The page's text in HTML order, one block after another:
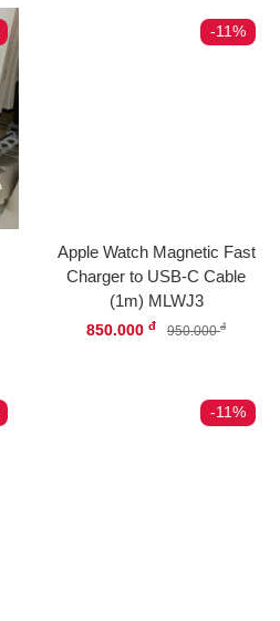
-11%
Apple Watch Magnetic Fast
Charger to USB-C Cable
(1m) MLWJ3
850.000 đ 950.000đ
-11%